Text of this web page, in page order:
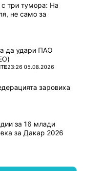
три тумора: На
не само за
да удари ПАО
23:26 05.08.2026
заровиха
за 16 млади
за Дакар 2026